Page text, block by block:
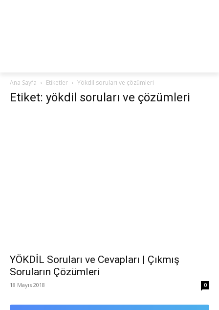
Ana Sayfa Etiketler Yökdil soruları ve çözümleri
Etiket: yökdil soruları ve çözümleri
YÖKDİL Soruları ve Cevapları | Çıkmış
Soruların Çözümleri
18 Mayıs 2018 0